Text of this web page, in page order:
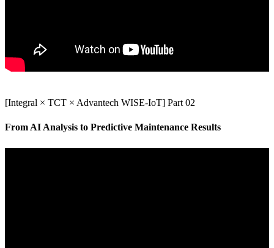
[Integral × TCT × Advantech WISE-IoT] Part 02
From AI Analysis to Predictive Maintenance Results